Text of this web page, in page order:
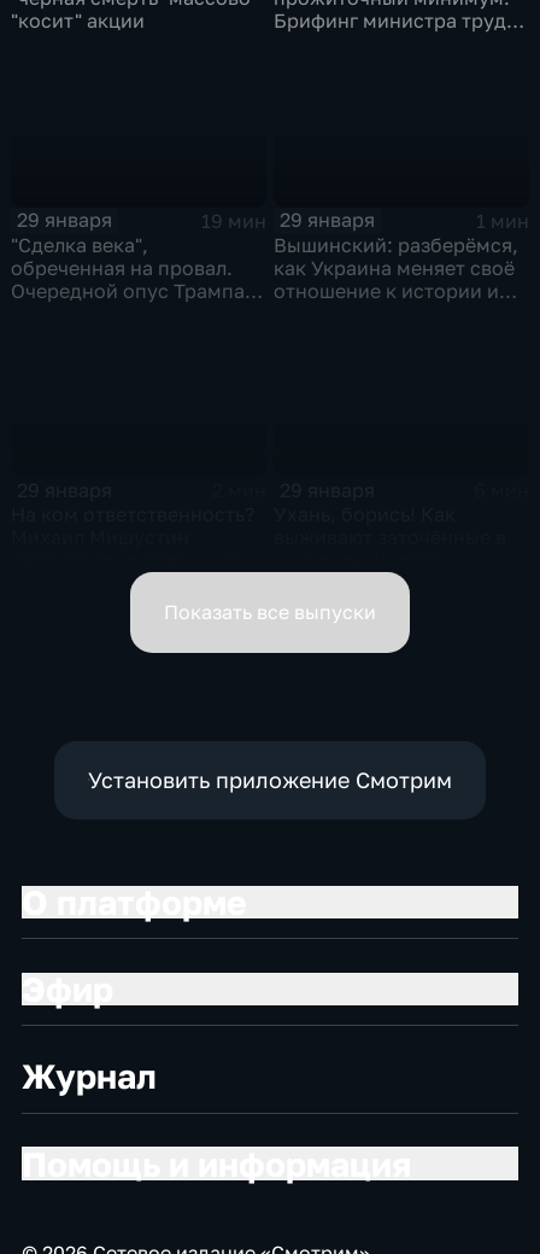
"косит" акции
Брифинг министра труда
29 января
19 мин
"Сделка века",
обреченная на провал.
Очередной опус Трампа.
29 января
1 мин
Вышинский: разберёмся,
как Украина меняет своё
отношение к истории и
вице-премьеров
Показать все выпуски
Установить приложение Смотрим
Журнал